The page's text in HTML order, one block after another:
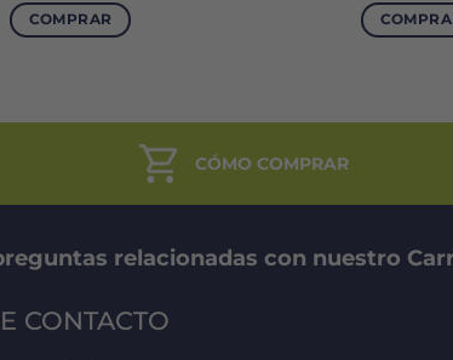
COMPRAR
variantes.
en
CÓMO COMPRAR
relacionadas con nuestro
CONTACTO